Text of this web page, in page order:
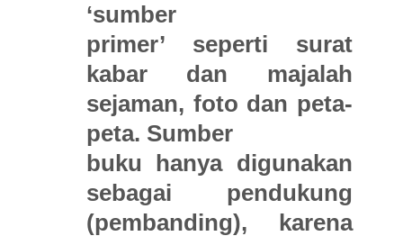
‘sumber
primer’ seperti surat
kabar dan majalah
sejaman, foto dan peta-
peta. Sumber
buku hanya digunakan
sebagai pendukung
(pembanding), karena